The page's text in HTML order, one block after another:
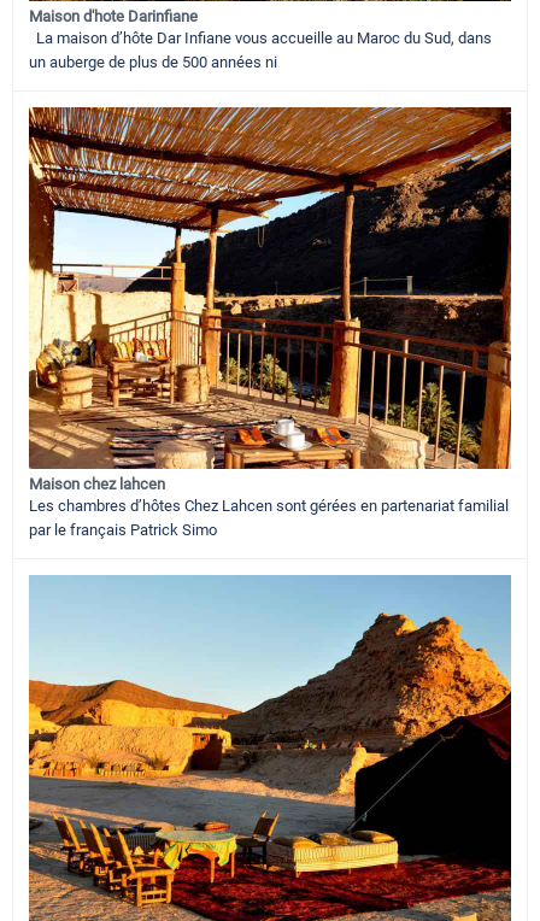
Maison d'hote Darinfiane
La maison d’hôte Dar Infiane vous accueille au Maroc du Sud, dans
un auberge de plus de 500 années ni
Maison chez lahcen
Les chambres d’hôtes Chez Lahcen sont gérées en partenariat familial
par le français Patrick Simo